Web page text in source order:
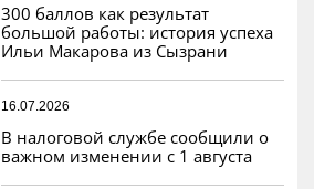
300 баллов как результат
большой работы: история успеха
Ильи Макарова из Сызрани
16.07.2026
В налоговой службе сообщили о
важном изменении с 1 августа